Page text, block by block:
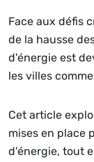
Face aux défis
de la hausse
d'énergie est
les villes comme
Cet article
mises en place
d'énergie, tout